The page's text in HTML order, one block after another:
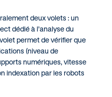
deux volets : un
dédié à l’analyse du
permet de vérifier que
(niveau de
numériques, vitesse
indexation par les robots